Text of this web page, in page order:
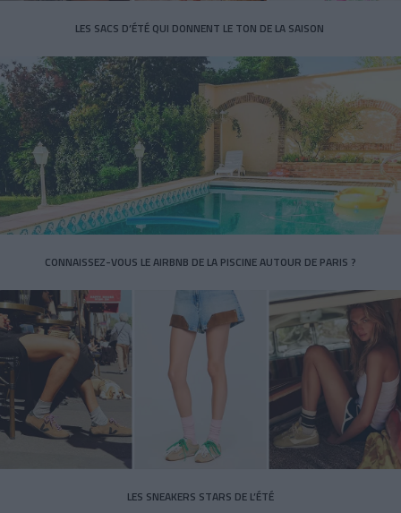
LES SACS D’ÉTÉ QUI DONNENT LE TON DE LA SAISON
CONNAISSEZ-VOUS LE AIRBNB DE LA PISCINE AUTOUR DE PARIS ?
LES SNEAKERS STARS DE L’ÉTÉ